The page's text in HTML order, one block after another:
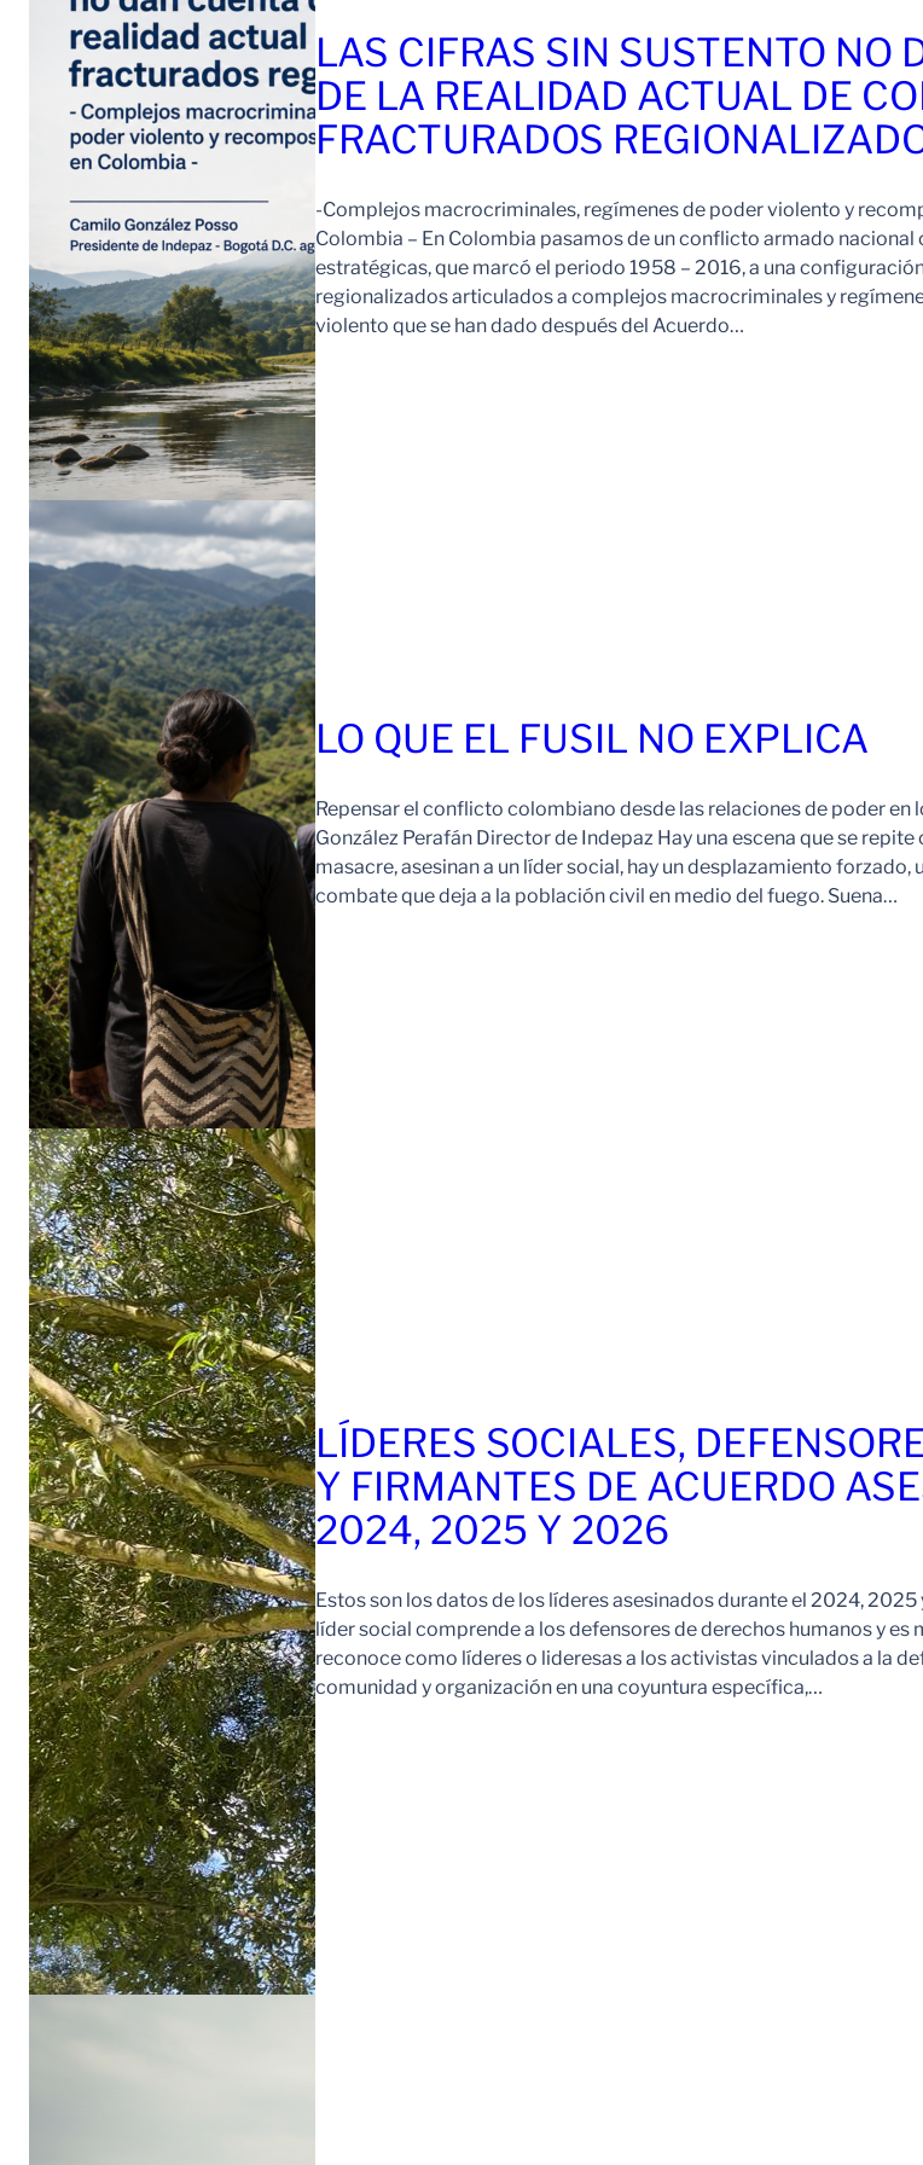
LAS CIFRAS SIN SUSTENTO NO
DE LA REALIDAD ACTUAL DE
FRACTURADOS
-Complejos macrocriminales, regímenes de poder violento y
Colombia – En Colombia pasamos de un conflicto armado nacional
estratégicas, que marcó el periodo 1958 – 2016, a una
regionalizados articulados a complejos macrocriminales y
violento que se han dado después del Acuerdo…
LO QUE EL FUSIL NO EXPLICA
Repensar el conflicto colombiano desde las relaciones de poder en
González Perafán Director de Indepaz Hay una escena que se repite
masacre, asesinan a un líder social, hay un desplazamiento forzado,
combate que deja a la población civil en medio del fuego. Suena…
LÍDERES SOCIALES,
Y FIRMANTES DE ACUERDO
2024, 2025 Y 2026
Estos son los datos de los líderes asesinados durante el 2024,
líder social comprende a los defensores de derechos humanos y es
reconoce como líderes o lideresas a los activistas vinculados a la
comunidad y organización en una coyuntura específica,…